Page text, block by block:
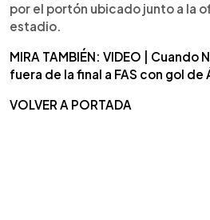
por el portón ubicado junto a la
estadio.
MIRA TAMBIÉN: VIDEO | Cuando
fuera de la final a FAS con gol de
VOLVER A PORTADA